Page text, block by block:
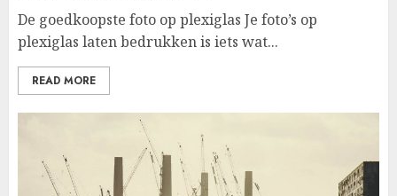
De goedkoopste foto op plexiglas Je foto’s op
plexiglas laten bedrukken is iets wat...
READ MORE